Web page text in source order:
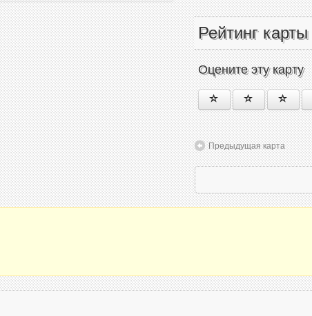
Рейтинг карты
Оцените эту карту
Предыдущая карта